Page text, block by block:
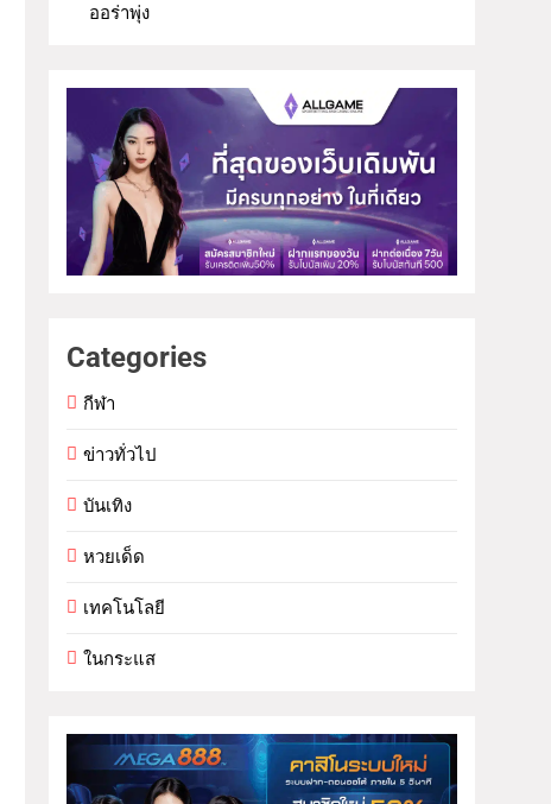
ออร่าพุ่ง
Categories
กีฬา
ข่าวทั่วไป
บันเทิง
หวยเด็ด
เทคโนโลยี
ในกระแส